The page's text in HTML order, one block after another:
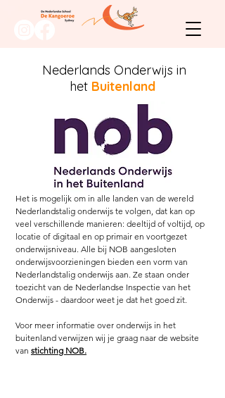
Nederlands Onderwijs in
het Buitenland
Het is mogelijk om in alle landen van de wereld
Nederlandstalig onderwijs te volgen, dat kan op
veel verschillende manieren: deeltijd of voltijd, op
locatie of digitaal en op primair en voortgezet
onderwijsniveau. Alle bij NOB aangesloten
onderwijsvoorzieningen bieden een vorm van
Nederlandstalig onderwijs aan. Ze staan onder
toezicht van de Nederlandse Inspectie van het
Onderwijs - daardoor weet je dat het goed zit.
Voor meer informatie over onderwijs in het
buitenland verwijzen wij je graag naar de website
van stichting NOB.